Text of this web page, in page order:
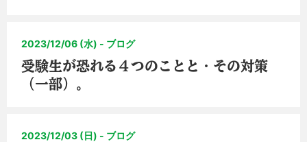
2023/12/06 (水) - ブログ
受験生が恐れる４つのことと・その対策
（一部）。
2023/12/03 (日) - ブログ